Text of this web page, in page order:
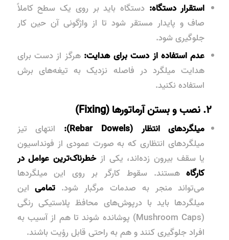
استقرار دستگاه: دستگاه باید بر روی یک سطح کاملاً
صاف و پایدار مستقر شود تا از واژگونی آن حین کار
جلوگیری شود.
عدم استفاده از دست برای هدایت: هرگز از دست برای
هدایت میلگرد در فاصله نزدیک به تیغه‌های برش
استفاده نکنید.
۲. نصب و بستن آرماتورها (Fixing)
میلگردهای انتظار (Rebar Dowels):
انتهای تیز
میلگردهای انتظاری که به صورت عمودی از فونداسیون
یا سقف بیرون زده‌اند، یکی ازخطرناک‌ترین عوامل در
کارگاههستند. سقوط کارگر بر روی این میلگردها
می‌تواند منجر به صدمات مرگبار شود. تمامیاین
میلگردها باید با درپوش‌های محافظ پلاستیکی رنگی
(Mushroom Caps) پوشانده شوند تا هم از آسیب به
افراد جلوگیری کنند و هم به راحتی قابل رؤیت باشند.